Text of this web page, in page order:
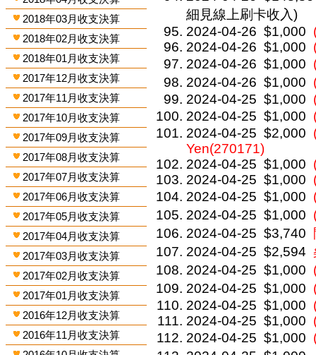
2018年03月收支決算
2018年02月收支決算
2018年01月收支決算
2017年12月收支決算
2017年11月收支決算
2017年10月收支決算
2017年09月收支決算
2017年08月收支決算
2017年07月收支決算
2017年06月收支決算
2017年05月收支決算
2017年04月收支決算
2017年03月收支決算
2017年02月收支決算
2017年01月收支決算
2016年12月收支決算
2016年11月收支決算
細見線上刷卡收入)
2024-04-26 $1,000
2024-04-26 $1,000
2024-04-26 $1,000
2024-04-26 $1,000
2024-04-25 $1,000
2024-04-25 $1,000
2024-04-25 $2,000
Yen(270171)
2024-04-25 $1,000
2024-04-25 $1,000
2024-04-25 $1,000
2024-04-25 $1,000
2024-04-25 $3,740
2024-04-25 $2,594
2024-04-25 $1,000
2024-04-25 $1,000
2024-04-25 $1,000
2024-04-25 $1,000
2024-04-25 $1,000